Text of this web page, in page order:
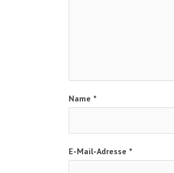
Name *
E-Mail-Adresse *